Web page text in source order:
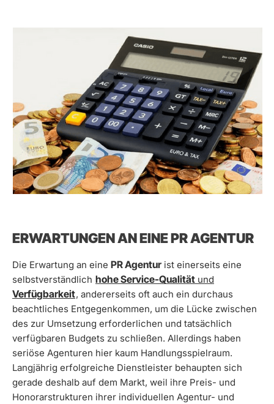
ERWARTUNGEN AN EINE PR AGENTUR
Die Erwartung an eine PR Agentur ist einerseits eine
selbstverständlich hohe Service-Qualität und
Verfügbarkeit, andererseits oft auch ein durchaus
beachtliches Entgegenkommen, um die Lücke zwischen
des zur Umsetzung erforderlichen und tatsächlich
verfügbaren Budgets zu schließen. Allerdings haben
seriöse Agenturen hier kaum Handlungsspielraum.
Langjährig erfolgreiche Dienstleister behaupten sich
gerade deshalb auf dem Markt, weil ihre Preis- und
Honorarstrukturen ihrer individuellen Agentur- und